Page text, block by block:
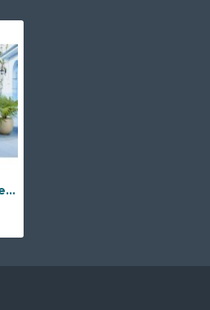
AZURE Rattan Lounge Set